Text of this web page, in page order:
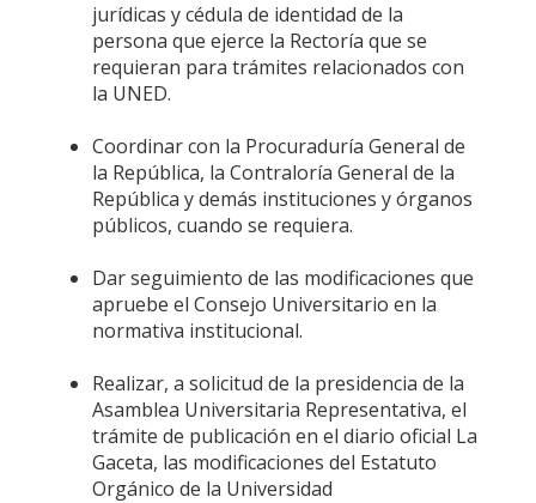
jurídicas y cédula de identidad de la
persona que ejerce la Rectoría que se
requieran para trámites relacionados con
la UNED.
Coordinar con la Procuraduría General de
la República, la Contraloría General de la
República y demás instituciones y órganos
públicos, cuando se requiera.
Dar seguimiento de las modificaciones que
apruebe el Consejo Universitario en la
normativa institucional.
Realizar, a solicitud de la presidencia de la
Asamblea Universitaria Representativa, el
trámite de publicación en el diario oficial La
Gaceta, las modificaciones del Estatuto
Orgánico de la Universidad